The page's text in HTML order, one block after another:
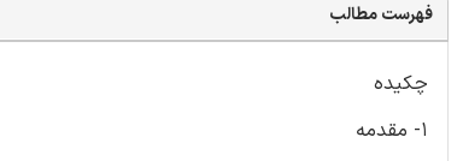
فهرست مطالب
چکیده
1- مقدمه